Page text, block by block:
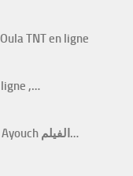
TNT en ligne
ligne ,…
Zin Li Fik Le film Marocain de Nabil Ayouch الفيلم…